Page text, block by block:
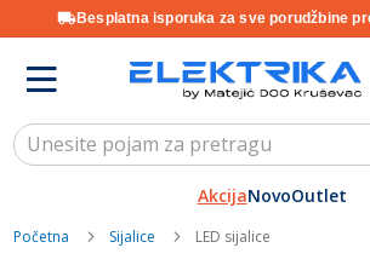
Besplatna isporuka za sve porudžbine
AkcijaNovoOutlet
Početna Sijalice LED sijalice